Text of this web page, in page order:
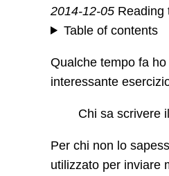
2014-12-05 Reading
Table of contents
Qualche tempo fa
interessante
Chi sa scrivere
Per chi non lo
utilizzato per inviare